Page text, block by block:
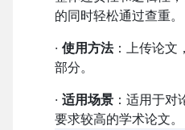
的同时轻松通过查重。
· 使用方法：上传论文
部分。
· 适用场景 ：适用于
要求较高的学术论文。